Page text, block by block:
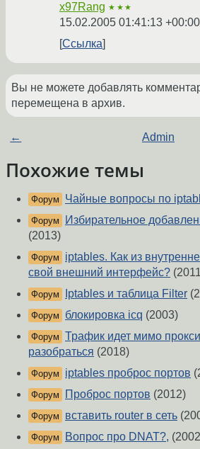
x97Rang ★★★
15.02.2005 01:41:13 +00:00
Ссылка
Вы не можете добавлять
перемещена в архив.
← Admin
Похожие темы
Форум Чайные вопросы по
Форум
Избирательное
(2013)
Форум
iptables. Как из
свой внешний интерфейс?
Форум Iptables и таблица Filter
Форум блокировка icq (2003)
Форум Трафик идет мимо
разобраться (2018)
Форум iptables проброс портов
Форум Проброс портов (2012)
Форум вставить router в сеть
Форум Вопрос про DNAT?,